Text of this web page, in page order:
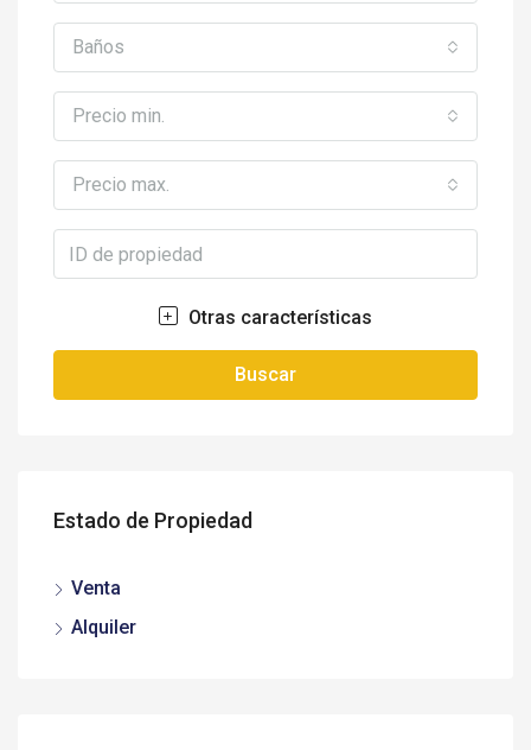
Baños
Precio min.
Precio max.
Otras características
Buscar
Estado de Propiedad
Venta
Alquiler